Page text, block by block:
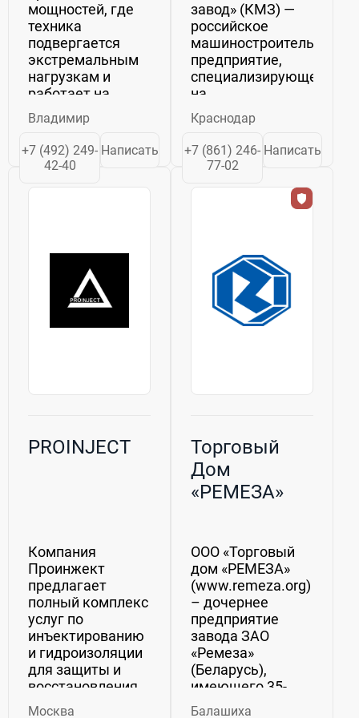
мощностей, где
техника
подвергается
экстремальным
нагрузкам и
работает на
предельных
скоростях,
особую важность
приобретает
технический
ПРО предлагают
комплексные...
Владимир
+7 (492) 249-
42-40
Написать
завод» (КМЗ) —
российское
машиностроительное
предприятие,
специализирующееся
на
проектировании и
производстве
промышленного
транспортного и
разгрузочного
оборудования. С
проекты для...
Краснодар
+7 (861) 246-
77-02
Написать
PROINJECT
Компания
Проинжект
предлагает
полный комплекс
услуг по
инъектированию
и гидроизоляции
для защиты и
восстановления
строительных
Москва
Торговый
Дом
«РЕМЕЗА»
ООО «Торговый
дом «РЕМЕЗА»
(www.remeza.org)
– дочернее
предприятие
завода ЗАО
«Ремеза»
(Беларусь),
имеющего 35-
летнюю историю
Балашиха